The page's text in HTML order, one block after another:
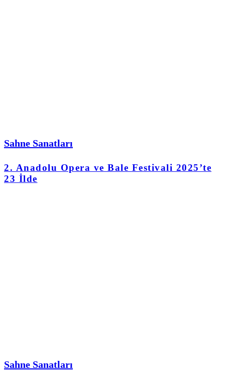
Sahne Sanatları
2. Anadolu Opera ve Bale Festivali 2025’te
23 İlde
Sahne Sanatları